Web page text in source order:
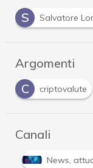
S
Salvatore
Argomenti
C
cyber risk
Canali
Attacchi